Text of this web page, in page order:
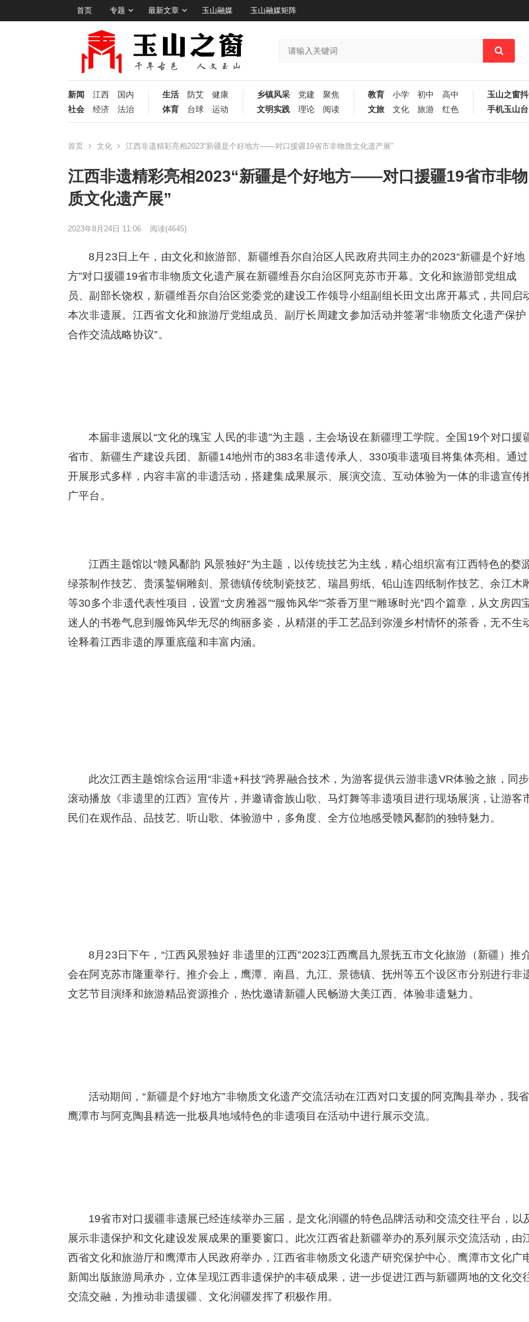
首页 专题 最新文章 玉山融媒 玉山融媒矩阵
新闻 江西
国内
社会
经济 法治
生活 防艾
健康
体育
台球 运动
乡镇风采 党建
聚焦
文明实践
理论 阅读
教育 小学 初中
高中
文旅
文化 旅游 红色
玉山之窗
手机玉山台
首页 文化 江西非遗精彩亮相2023“新疆是个好地方——对口援疆19省市非物质文化遗产展”
江西非遗精彩亮相2023“新疆是个好地方——对口援疆19省市非物
质文化遗产展”
2023年8月24日 11:06 阅读(4645)
8月23日上午，由文化和旅游部、新疆维吾尔自治区人民政府共同主办的2023“新疆是个好地
方”对口援疆19省市非物质文化遗产展在新疆维吾尔自治区阿克苏市开幕。文化和旅游部党组成
员、副部长饶权，新疆维吾尔自治区党委党的建设工作领导小组副组长田文出席开幕式，共同启
本次非遗展。江西省文化和旅游厅党组成员、副厅长周建文参加活动并签署“非物质文化遗产保护
合作交流战略协议”。
本届非遗展以“文化的瑰宝 人民的非遗”为主题，主会场设在新疆理工学院。全国19个对口援
省市、新疆生产建设兵团、新疆14地州市的383名非遗传承人、330项非遗项目将集体亮相。通过
开展形式多样，内容丰富的非遗活动，搭建集成果展示、展演交流、互动体验为一体的非遗宣传
广平台。
江西主题馆以“赣风鄱韵 风景独好”为主题，以传统技艺为主线，精心组织富有江西特色的婺
绿茶制作技艺、贵溪錾铜雕刻、景德镇传统制瓷技艺、瑞昌剪纸、铅山连四纸制作技艺、余江木
等30多个非遗代表性项目，设置“文房雅器”“服饰风华”“茶香万里”“雕琢时光”四个篇章，从文房四
迷人的书卷气息到服饰风华无尽的绚丽多姿，从精湛的手工艺品到弥漫乡村情怀的茶香，无不生
诠释着江西非遗的厚重底蕴和丰富内涵。
此次江西主题馆综合运用“非遗+科技”跨界融合技术，为游客提供云游非遗VR体验之旅，同步
滚动播放《非遗里的江西》宣传片，并邀请畲族山歌、马灯舞等非遗项目进行现场展演，让游客
民们在观作品、品技艺、听山歌、体验游中，多角度、全方位地感受赣风鄱韵的独特魅力。
8月23日下午，“江西风景独好 非遗里的江西”2023江西鹰昌九景抚五市文化旅游（新疆）推
会在阿克苏市隆重举行。推介会上，鹰潭、南昌、九江、景德镇、抚州等五个设区市分别进行非
文艺节目演绎和旅游精品资源推介，热忱邀请新疆人民畅游大美江西、体验非遗魅力。
活动期间，“新疆是个好地方”非物质文化遗产交流活动在江西对口支援的阿克陶县举办，我省
鹰潭市与阿克陶县精选一批极具地域特色的非遗项目在活动中进行展示交流。
19省市对口援疆非遗展已经连续举办三届，是文化润疆的特色品牌活动和交流交往平台，以
展示非遗保护和文化建设发展成果的重要窗口。此次江西省赴新疆举办的系列展示交流活动，由
西省文化和旅游厅和鹰潭市人民政府举办，江西省非物质文化遗产研究保护中心、鹰潭市文化广
新闻出版旅游局承办，立体呈现江西非遗保护的丰硕成果，进一步促进江西与新疆两地的文化交
交流交融，为推动非遗援疆、文化润疆发挥了积极作用。